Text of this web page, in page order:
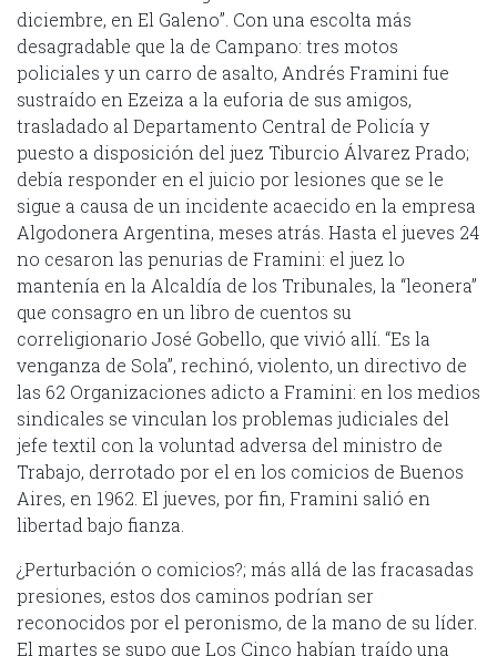
diciembre, en El Galeno”. Con una escolta más
desagradable que la de Campano: tres motos
policiales y un carro de asalto, Andrés Framini fue
sustraído en Ezeiza a la euforia de sus amigos,
trasladado al Departamento Central de Policía y
puesto a disposición del juez Tiburcio Álvarez Prado;
debía responder en el juicio por lesiones que se le
sigue a causa de un incidente acaecido en la empresa
Algodonera Argentina, meses atrás. Hasta el jueves 24
no cesaron las penurias de Framini: el juez lo
mantenía en la Alcaldía de los Tribunales, la “leonera”
que consagro en un libro de cuentos su
correligionario José Gobello, que vivió allí. “Es la
venganza de Sola”, rechinó, violento, un directivo de
las 62 Organizaciones adicto a Framini: en los medios
sindicales se vinculan los problemas judiciales del
jefe textil con la voluntad adversa del ministro de
Trabajo, derrotado por el en los comicios de Buenos
Aires, en 1962. El jueves, por fin, Framini salió en
libertad bajo fianza.
¿Perturbación o comicios?; más allá de las fracasadas
presiones, estos dos caminos podrían ser
reconocidos por el peronismo, de la mano de su líder.
El martes se supo que Los Cinco habían traído una